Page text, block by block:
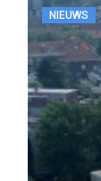
NIEUWS